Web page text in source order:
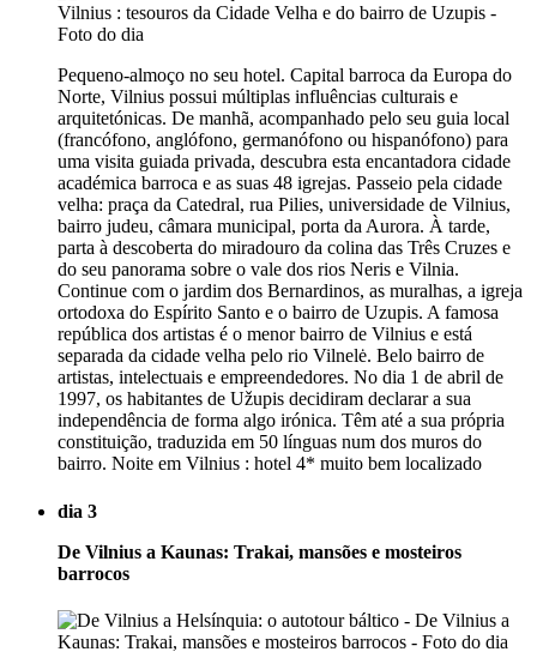
Pequeno-almoço no seu hotel. Capital barroca da Europa do
Norte, Vilnius possui múltiplas influências culturais e
arquitetónicas. De manhã, acompanhado pelo seu guia local
(francófono, anglófono, germanófono ou hispanófono) para
uma visita guiada privada, descubra esta encantadora cidade
académica barroca e as suas 48 igrejas. Passeio pela cidade
velha: praça da Catedral, rua Pilies, universidade de Vilnius,
bairro judeu, câmara municipal, porta da Aurora. À tarde,
parta à descoberta do miradouro da colina das Três Cruzes e
do seu panorama sobre o vale dos rios Neris e Vilnia.
Continue com o jardim dos Bernardinos, as muralhas, a igreja
ortodoxa do Espírito Santo e o bairro de Uzupis. A famosa
república dos artistas é o menor bairro de Vilnius e está
separada da cidade velha pelo rio Vilnelė. Belo bairro de
artistas, intelectuais e empreendedores. No dia 1 de abril de
1997, os habitantes de Užupis decidiram declarar a sua
independência de forma algo irónica. Têm até a sua própria
constituição, traduzida em 50 línguas num dos muros do
bairro. Noite em Vilnius : hotel 4* muito bem localizado
dia 3
De Vilnius a Kaunas: Trakai, mansões e mosteiros
barrocos